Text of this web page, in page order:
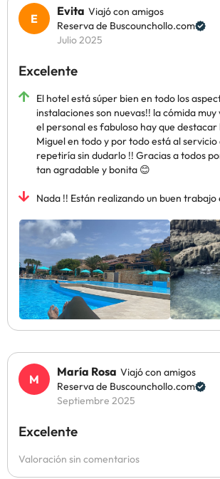
Evita Viajó con amigos
Reserva de Buscounchollo.com
Julio 2025
Excelente
El hotel está súper bien en todo los
instalaciones son nuevas!! la cómida
el personal es fabuloso hay que
Miguel en todo y por todo está al servicio
repetiría sin dudarlo !! Gracias a todos
tan agradable y bonita 😊
Nada !! Están realizando un buen trabajo
María Rosa Viajó con amigos
Reserva de Buscounchollo.com
Septiembre 2025
Excelente
Valoración sin comentarios